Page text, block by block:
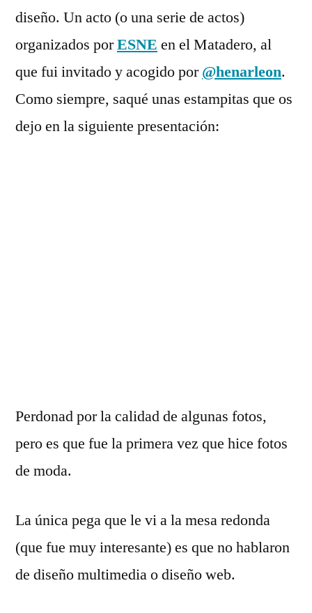
en
Las
del
diseño
diseño. Un acto (o una serie de actos)
organizados porESNE en el Matadero, al
que fui invitado y acogido por@henarleon.
Como siempre, saqué unas estampitas que os
dejo en la siguiente presentación:
Perdonad por la calidad de algunas fotos,
pero es que fue la primera vez que hice fotos
de moda.
La única pega que le vi a la mesa redonda
(que fue muy interesante) es que no hablaron
de diseño multimedia o diseño web.